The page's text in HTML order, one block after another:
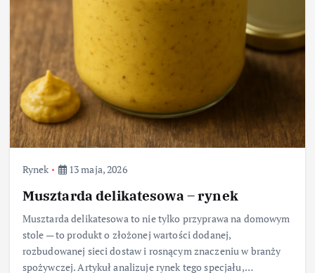
Rynek 13 maja, 2026
Musztarda delikatesowa – rynek
Musztarda delikatesowa to nie tylko przyprawa na domowym
stole — to produkt o złożonej wartości dodanej,
rozbudowanej sieci dostaw i rosnącym znaczeniu w branży
spożywczej. Artykuł analizuje rynek tego specjału,…